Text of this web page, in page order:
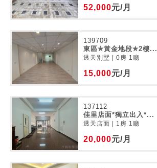
52,000元/月
139709
東區✯黃金地段✯2樓...
透天別墅 | 0房 1廳
15,000元/月
137112
佳里店面*獨立出入*...
透天店面 | 1房 1廳
20,000元/月